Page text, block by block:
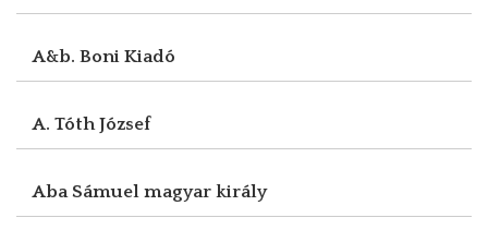
A&b. Boni Kiadó
A. Tóth József
Aba Sámuel magyar király